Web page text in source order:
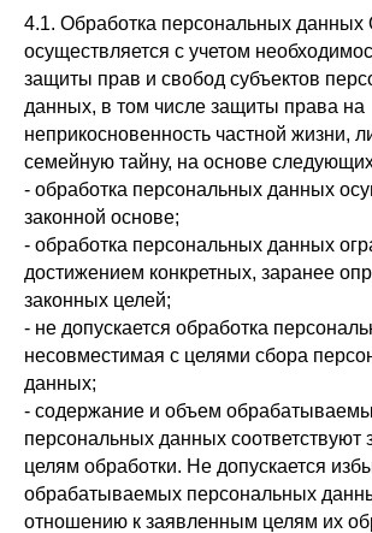
4.1. Обработка персональных данных
осуществляется с учетом
защиты прав и свобод субъектов
данных, в том числе защиты права на
неприкосновенность частной жизни,
семейную тайну, на основе
- обработка персональных данных
законной основе;
- обработка персональных данных
достижением конкретных, заранее
законных целей;
- не допускается обработка
несовместимая с целями сбора
данных;
- содержание и объем
персональных данных соответствуют
целям обработки. Не допускается
обрабатываемых персональных
отношению к заявленным целям их